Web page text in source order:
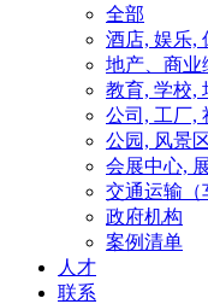
全部
酒店, 娱乐,
地产、商业
教育, 学校,
公司, 工厂,
公园, 风景
会展中心,
交通运输（
政府机构
案例清单
人才
联系